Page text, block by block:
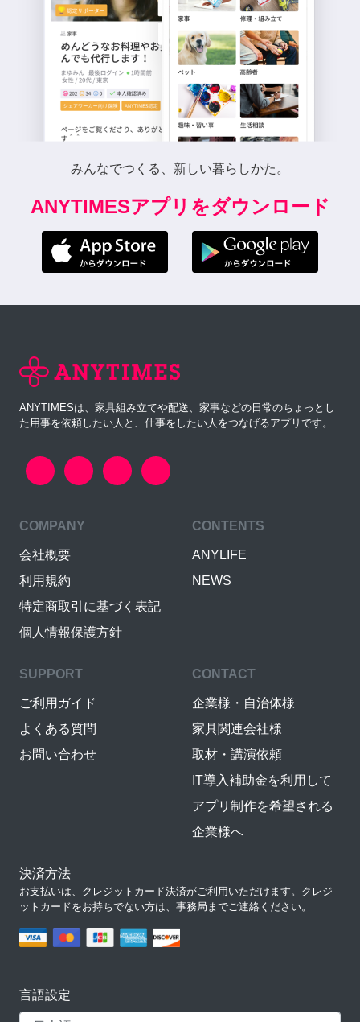
みんなでつくる、新しい暮らしかた。
ANYTIMESアプリをダウンロード
ANYTIMESは、家具組み立てや配送、家事などの日常のちょっとし
た用事を依頼したい人と、仕事をしたい人をつなげるアプリです。
COMPANY
会社概要
利用規約
特定商取引に基づく表記
個人情報保護方針
CONTENTS
ANYLIFE
NEWS
SUPPORT
ご利用ガイド
よくある質問
お問い合わせ
CONTACT
企業様・自治体様
家具関連会社様
取材・講演依頼
IT導入補助金を利用して
アプリ制作を希望される
企業様へ
決済方法
お支払いは、クレジットカード決済がご利用いただけます。クレジ
ットカードをお持ちでない方は、事務局までご連絡ください。
言語設定